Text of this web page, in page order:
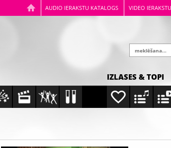
AUDIO IERAKSTU KATALOGS VIDEO
IZLASES & TOPI